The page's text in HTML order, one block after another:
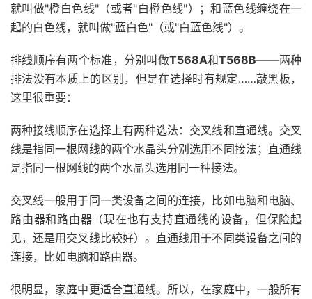
就叫做"橙白色线"（或者"白橙色线"）；和蓝色线缠绕在一
起的白色线，就叫做"蓝白色"（或"白蓝色线"）。
排线顺序有两个标准，分别叫做T568A和T568B——两种
排法没有本质上的区别，但是在选择时有规定……敲黑板，
这里很重要：
两种接线顺序在选择上有两种选法：交叉线和直通线。交叉
线是指同一根网线的两个水晶头分别选用不同接法；直通线
是指同一根网线的两个水晶头选用同一种接法。
交叉线一般用于同一类设备之间的连接，比如电脑和电脑、
路由器和路由器（现在也有支持直通线的设备，但保险起
见，还是用交叉线比较好）。直通线用于不同类设备之间的
连接，比如电脑和路由器。
很明显，家庭中更适合直通线。所以，在家庭中，一般所有